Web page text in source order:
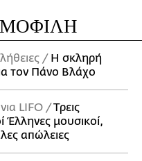
H σκληρή
τον Πάνο Βλάχο
LIFO
Tρεις
Έλληνες μουσικοί,
απώλειες